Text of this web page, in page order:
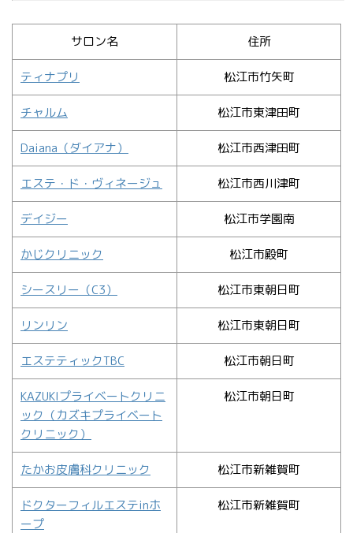
サロン名 住所
ティナプリ 松江市竹矢町
チャルム 松江市東津田町
Daiana（ダイアナ） 松江市西津田町
エステ・ド・ヴィネージュ 松江市西川津町
デイジー 松江市学園南
かじクリニック 松江市殿町
シースリー（C3） 松江市東朝日町
リンリン 松江市東朝日町
エステティックTBC 松江市朝日町
KAZUKIプライベートクリニ
ック（カズキプライベート
クリニック）
松江市朝日町
たかお皮膚科クリニック 松江市新雑賀町
ドクターフィルエステinホ
ープ
松江市新雑賀町